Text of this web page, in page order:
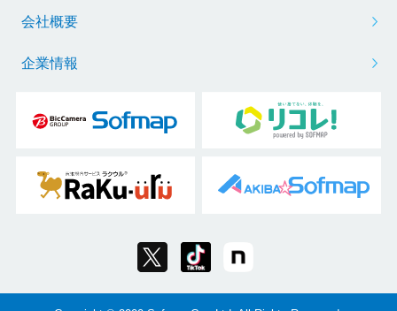
会社概要
企業情報